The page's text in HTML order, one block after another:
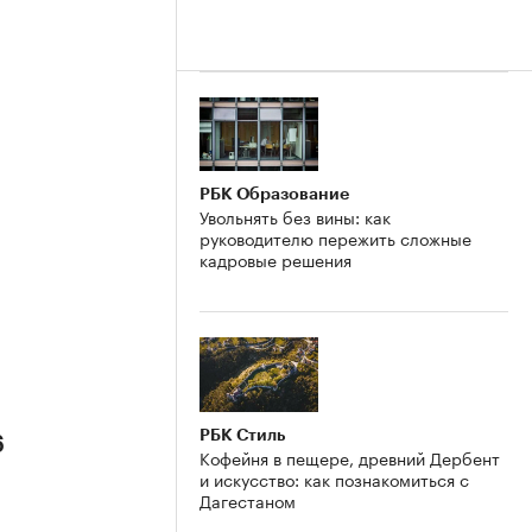
РБК Образование
Увольнять без вины: как
руководителю пережить сложные
кадровые решения
РБК Стиль
Кофейня в пещере, древний Дербент
и искусство: как познакомиться с
Дагестаном